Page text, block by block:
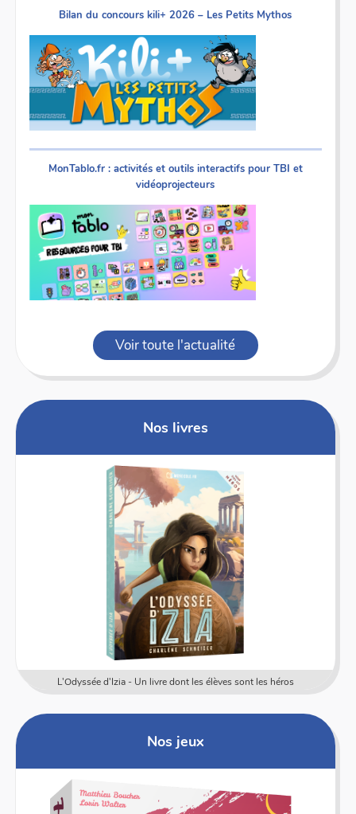
Bilan du concours kili+ 2026 – Les Petits Mythos
MonTablo.fr : activités et outils interactifs pour TBI et
vidéoprojecteurs
Voir toute l'actualité
Nos livres
L'Odyssée d'Izia - Un livre dont les élèves sont les héros
Nos jeux